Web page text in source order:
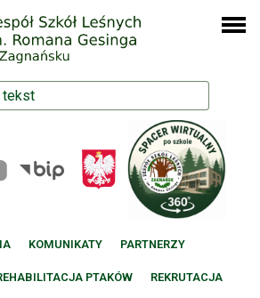
KOMUNIKATY PARTNERZY
PTAKÓW REKRUTACJA